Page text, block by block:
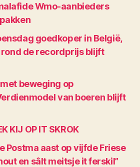
Wmo-aanbieders
goedkoper in België,
de recordprijs blijft
beweging op
van boeren blijft
KIJ OP IT SKROK
Postma aast op vijfde Friese
en sâlt meitsje it ferskil”